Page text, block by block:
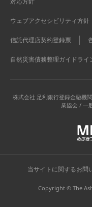
ウェブアクセシビリティ方針
信託代理店契約登録票
自然災害債務整理ガイドライ
株式会社 足利銀行登録金融機
業協会 / 一
当サイトに関するお問
Copyright © The